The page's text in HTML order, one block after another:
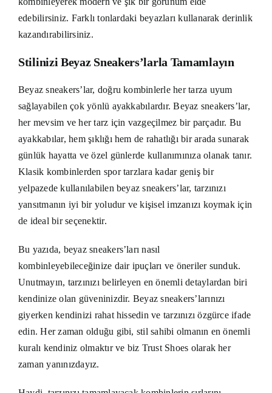
edebilirsiniz. Farklı tonlardaki beyazları kullanarak derinlik
kazandırabilirsiniz.
Stilinizi Beyaz Sneakers’larla Tamamlayın
Beyaz sneakers’lar, doğru kombinlerle her tarza uyum
sağlayabilen çok yönlü ayakkabılardır. Beyaz sneakers’lar,
her mevsim ve her tarz için vazgeçilmez bir parçadır. Bu
ayakkabılar, hem şıklığı hem de rahatlığı bir arada sunarak
günlük hayatta ve özel günlerde kullanımınıza olanak tanır.
Klasik kombinlerden spor tarzlara kadar geniş bir
yelpazede kullanılabilen beyaz sneakers’lar, tarzınızı
yansıtmanın iyi bir yoludur ve kişisel imzanızı koymak için
de ideal bir seçenektir.
Bu yazıda, beyaz sneakers’ları nasıl
kombinleyebileceğinize dair ipuçları ve öneriler sunduk.
Unutmayın, tarzınızı belirleyen en önemli detaylardan biri
kendinize olan güveninizdir. Beyaz sneakers’larınızı
giyerken kendinizi rahat hissedin ve tarzınızı özgürce ifade
edin. Her zaman olduğu gibi, stil sahibi olmanın en önemli
kuralı kendiniz olmaktır ve biz Trust Shoes olarak her
zaman yanınızdayız.